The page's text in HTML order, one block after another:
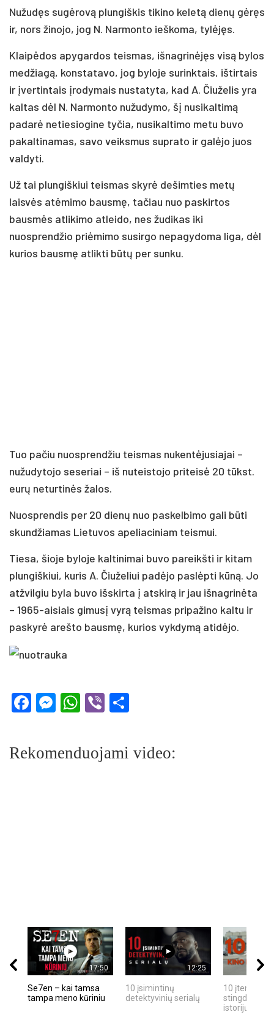
Nužudęs sugėrovą plungiškis tikino keletą dienų gėręs
ir, nors žinojo, jog N. Narmonto ieškoma, tylėjęs.
Klaipėdos apygardos teismas, išnagrinėjęs visą bylos
medžiagą, konstatavo, jog byloje surinktais, ištirtais
ir įvertintais įrodymais nustatyta, kad A. Čiuželis yra
kaltas dėl N. Narmonto nužudymo, šį nusikaltimą
padarė netiesiogine tyčia, nusikaltimo metu buvo
pakaltinamas, savo veiksmus suprato ir galėjo juos
valdyti.
Už tai plungiškiui teismas skyrė dešimties metų
laisvės atėmimo bausmę, tačiau nuo paskirtos
bausmės atlikimo atleido, nes žudikas iki
nuosprendžio priėmimo susirgo nepagydoma liga, dėl
kurios bausmę atlikti būtų per sunku.
Tuo pačiu nuosprendžiu teismas nukentėjusiajai –
nužudytojo seseriai – iš nuteistojo priteisė 20 tūkst.
eurų neturtinės žalos.
Nuosprendis per 20 dienų nuo paskelbimo gali būti
skundžiamas Lietuvos apeliaciniam teismui.
Tiesa, šioje byloje kaltinimai buvo pareikšti ir kitam
plungiškiui, kuris A. Čiuželiui padėjo paslėpti kūną. Jo
atžvilgiu byla buvo išskirta į atskirą ir jau išnagrinėta
– 1965-aisiais gimusį vyrą teismas pripažino kaltu ir
paskyrė arešto bausmę, kurios vykdymą atidėjo.
Facebook
Messenger
WhatsApp
Viber
Rekomenduojami video:
17:50
Se7en – kai tamsa
tampa meno kūriniu
12:25
10 įsimintinų
detektyvinių serialų
10 įtemptų,
stingdančių
istorijų